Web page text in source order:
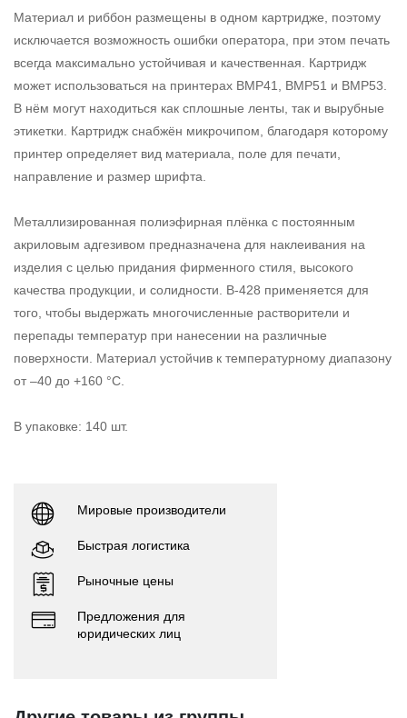
Материал и риббон размещены в одном картридже, поэтому
исключается возможность ошибки оператора, при этом печать
всегда максимально устойчивая и качественная. Картридж
может использоваться на принтерах BMP41, BMP51 и BMP53.
В нём могут находиться как сплошные ленты, так и вырубные
этикетки. Картридж снабжён микрочипом, благодаря которому
принтер определяет вид материала, поле для печати,
направление и размер шрифта.
Металлизированная полиэфирная плёнка с постоянным
акриловым адгезивом предназначена для наклеивания на
изделия с целью придания фирменного стиля, высокого
качества продукции, и солидности. В-428 применяется для
того, чтобы выдержать многочисленные растворители и
перепады температур при нанесении на различные
поверхности. Материал устойчив к температурному диапазону
от –40 до +160 °С.
В упаковке: 140 шт.
Мировые производители
Быстрая логистика
Рыночные цены
Предложения для
юридических лиц